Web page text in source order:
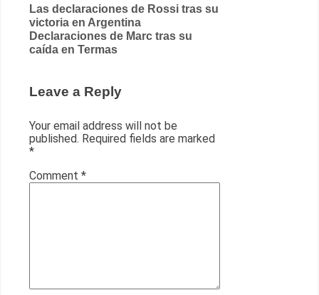
Post
navigation
Las declaraciones de Rossi tras su
victoria en Argentina
Declaraciones de Marc tras su
caída en Termas
Leave a Reply
Your email address will not be
published. Required fields are marked
*
Comment *